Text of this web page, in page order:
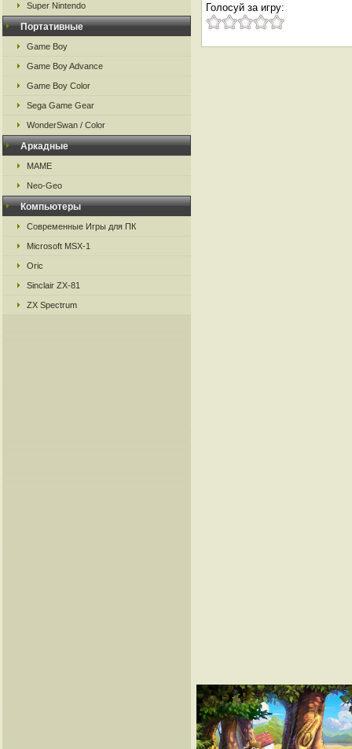
Super Nintendo
Портативные
Game Boy
Game Boy Advance
Game Boy Color
Sega Game Gear
WonderSwan / Color
Аркадные
MAME
Neo-Geo
Компьютеры
Современные Игры для ПК
Microsoft MSX-1
Oric
Sinclair ZX-81
ZX Spectrum
Голосуй за игру: